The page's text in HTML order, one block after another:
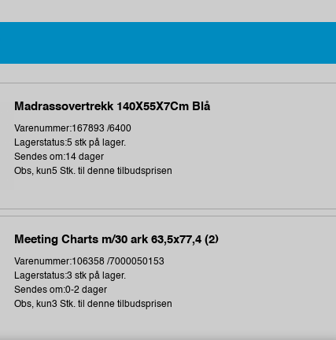
Madrassovertrekk 140X55X7Cm Blå
Varenummer:167893 /6400
Lagerstatus:5 stk på lager.
Sendes om:14 dager
Obs, kun5 Stk. til denne tilbudsprisen
Meeting Charts m/30 ark 63,5x77,4 (2)
Varenummer:106358 /7000050153
Lagerstatus:3 stk på lager.
Sendes om:0-2 dager
Obs, kun3 Stk. til denne tilbudsprisen